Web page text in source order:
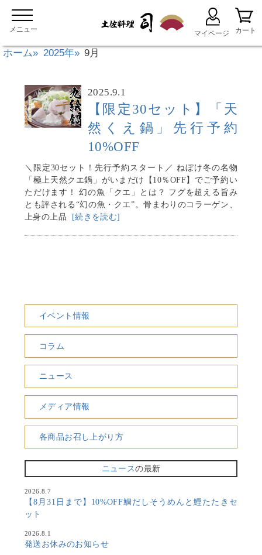
ホーム 2025年 9月
2025.9.1
【限定30セット】「天
然くえ鍋」先行予約
10%OFF
＼限定30セット！先行予約スタート／ ねぼけ冬の名物
「極上天然クエ鍋」がいまだけ【10％OFF】でご予約い
ただけます！ 幻の魚「クエ」とは？ フグを超える旨み
とも評される“幻の魚・クエ”。骨まわりのコラーゲン、
上身の上品 [続きを読む]
イベント情報
コラム
ニュース
メディア情報
各商品お召し上がり方
ニュースの最新
2026.8.7
【8月31日まで】10%OFF鯛だしそうめんと鰹たたきセ
ット
2026.8.1
発送お休みのお知らせ